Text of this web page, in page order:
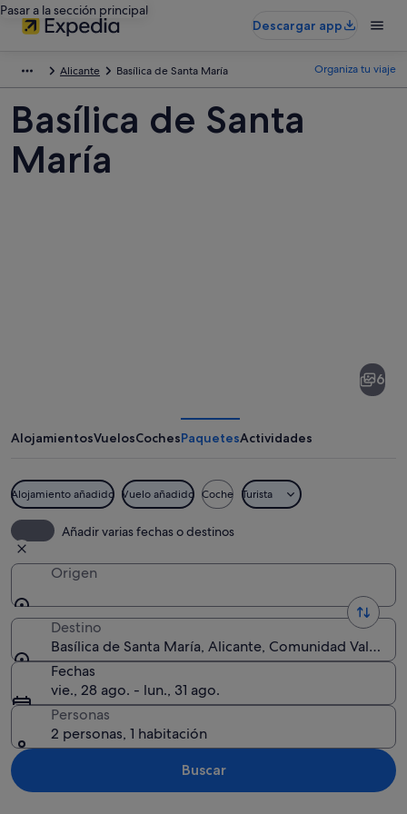
Pasar a la sección principal
Descargar app
Alicante Basílica de Santa María Organiza tu viaje
Basílica de Santa
María
María
6
AlojamientosVuelosCochesPaquetesActividades
Alojamiento añadido Vuelo añadido Coche Turista
Añadir varias fechas o destinos
Origen
Destino
Basílica de Santa María, Alicante, Comunidad
Fechas
vie., 28 ago. - lun., 31 ago.
Personas
2 personas, 1 habitación
Buscar